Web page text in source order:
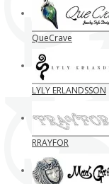
QueCrave
LYLY ERLANDSSON
RRAYFOR